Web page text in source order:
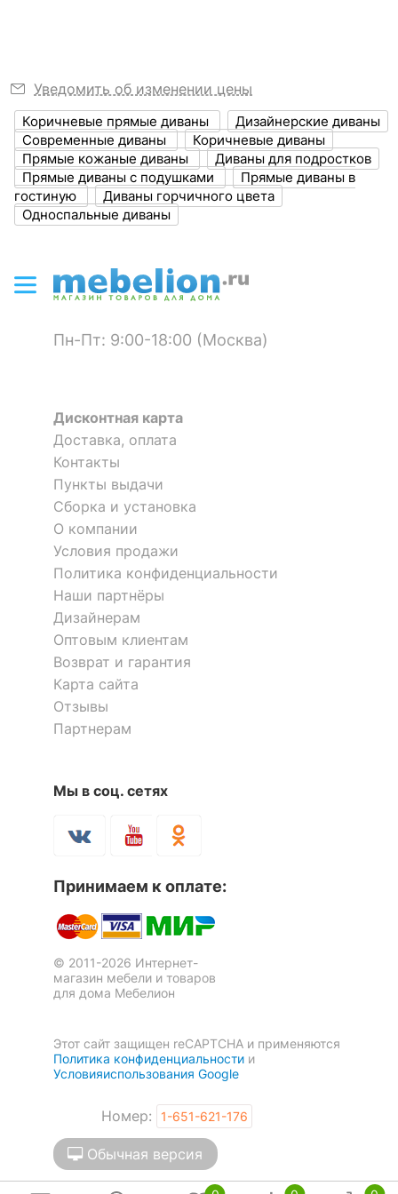
Глубина, мм ? 1000
Высота, мм ? 800
Объем упаковки,
куб. м
?
0.8
Цвет обивки ? бежевый
Наполнитель ? ППУ
КОМПЛЕКТАЦИЯ
Компоненты,
входящие в
комплект
ОСОБЕННОСТИ ПРИМЕНЕНИЯ
Рекомендуемые
помещения
Масса брутто, кг
Кресло-трансформер
Винтаж
18 600 р.
Диван-мешок Футон
48 600 р.
Диван-мешок Капитон
92 200 р.
Диван-мешок Лофт
52 800 р.
Кресло-трансформер
Домино
р.
Пуф-трансформер Сон
9 450
Уведомить об изменении цены
Коричневые прямые диваны
Дизайнерские диваны
Современные диваны
Коричневые диваны
Прямые кожаные диваны
Диваны для подростков
Прямые диваны с подушками
Прямые диваны в
гостиную
Диваны горчичного цвета
Односпальные диваны
Пн-Пт: 9:00-18:00 (Москва)
Дисконтная карта
Доставка, оплата
Контакты
Пункты выдачи
Сборка и установка
О компании
Условия продажи
Политика конфиденциальности
Наши партнёры
Дизайнерам
Оптовым клиентам
Возврат и гарантия
Карта сайта
Отзывы
Партнерам
Мы в соц. сетях
Принимаем к оплате:
© 2011-2026 Интернет-
магазин мебели и товаров
для дома Мебелион
Этот сайт защищен reCAPTCHA и применяются
Политика конфиденциальности и
Условияиспользования Google
Номер: 1-651-621-176
Обычная версия